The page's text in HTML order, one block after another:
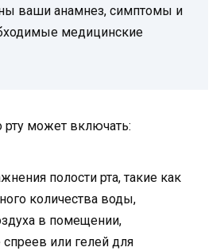
ваши анамнез, симптомы и
медицинские
рту может включать:
полости рта, такие как
количества воды,
в помещении,
или гелей для